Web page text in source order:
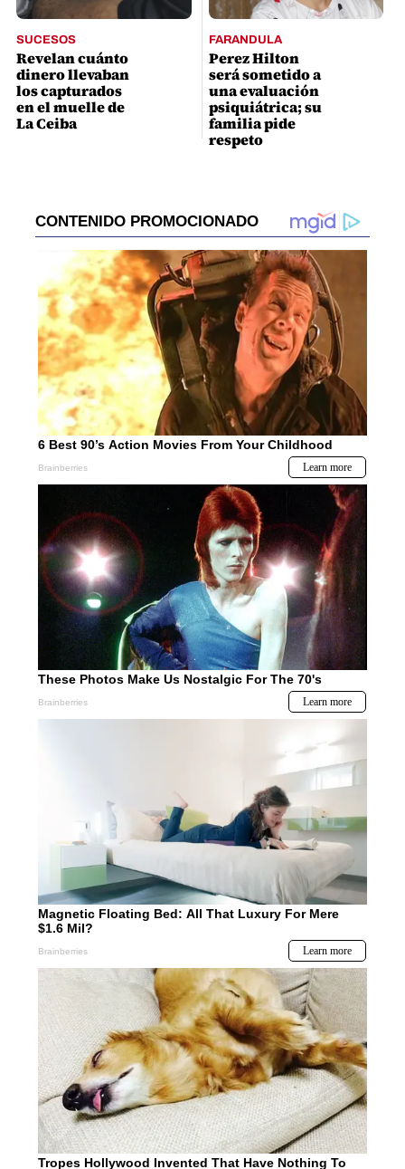
SUCESOS
Revelan cuánto
dinero llevaban
los capturados
en el muelle de
La Ceiba
FARANDULA
Perez Hilton
será sometido a
una evaluación
psiquiátrica; su
familia pide
respeto